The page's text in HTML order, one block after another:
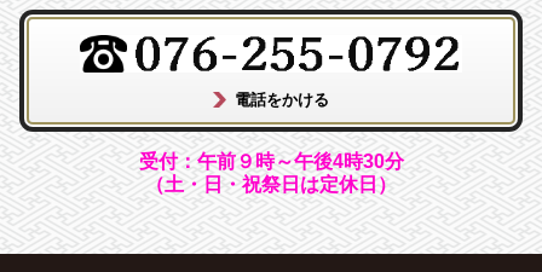
受付：午前９時～午後4時30分
（土・日・祝祭日は定休日）